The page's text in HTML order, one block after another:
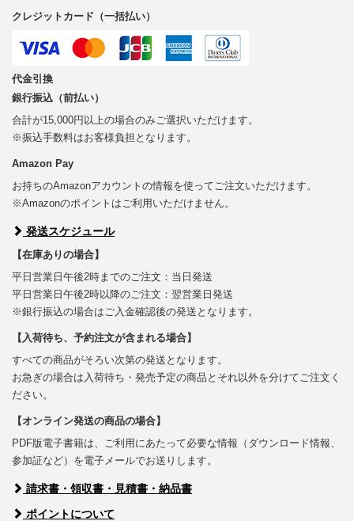
クレジットカード（一括払い）
代金引換
銀行振込（前払い）
合計が15,000円以上の場合のみご選択いただけます。
※振込手数料はお客様負担となります。
Amazon Pay
お持ちのAmazonアカウントの情報を使ってご注文いただけます。
※Amazonのポイントはご利用いただけません。
発送スケジュール
【在庫ありの場合】
平日営業日午後2時までのご注文：当日発送
平日営業日午後2時以降のご注文：翌営業日発送
※銀行振込の場合はご入金確認後の発送となります。
【入荷待ち、予約注文が含まれる場合】
すべての商品がそろい次第の発送となります。
お急ぎの場合は入荷待ち・発売予定の商品とそれ以外を分けてご注文く
ださい。
【オンライン発送の商品の場合】
PDF版電子書籍は、ご利用にあたって必要な情報（ダウンロード情報、
参加証など）を電子メールでお送りします。
請求書・領収書・見積書・納品書
ポイントについて